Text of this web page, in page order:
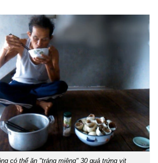
có thể ăn "tráng miệng" 30 quả trứng vịt